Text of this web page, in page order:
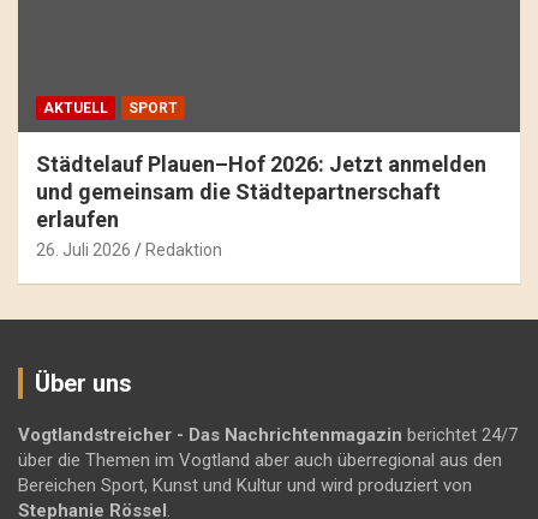
AKTUELL SPORT
Städtelauf Plauen–Hof 2026: Jetzt anmelden
und gemeinsam die Städtepartnerschaft
erlaufen
26. Juli 2026 Redaktion
Über uns
Vogtlandstreicher - Das Nachrichtenmagazin berichtet 24/7
über die Themen im Vogtland aber auch überregional aus den
Bereichen Sport, Kunst und Kultur und wird produziert von
Stephanie Rössel .